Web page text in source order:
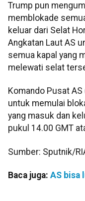
Trump pun
memblokade
keluar dari Selat
Angkatan Laut AS
semua kapal yang
melewati selat
Komando Pusat
untuk memulai
yang masuk dan
pukul 14.00 GMT
Sumber: Sputnik/
Baca juga: AS bisa